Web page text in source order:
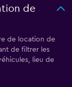
de
de location de
de filtrer les
lieu de